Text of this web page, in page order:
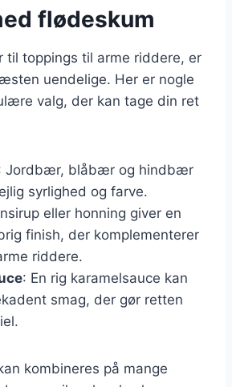
flødeskum
til toppings til arme riddere, er
uendelige. Her er nogle
valg, der kan tage din ret
Jordbær, blåbær og hindbær
syrlighed og farve.
eller honning giver en
finish, der komplementerer
riddere.
: En rig karamelsauce kan
smag, der gør retten
kombineres på mange